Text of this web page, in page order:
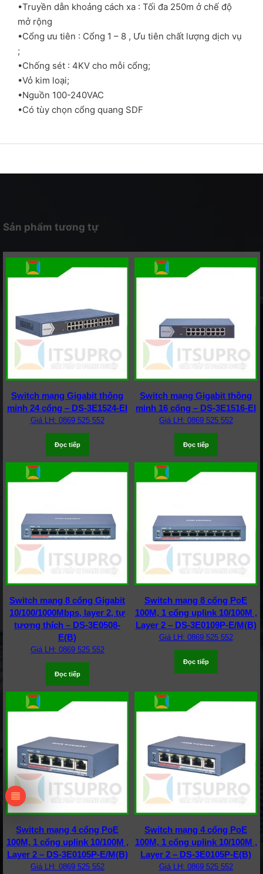
•Truyền dẫn khoảng cách xa : Tối đa 250m ở chế độ
mở rộng
•Cổng ưu tiên : Cổng 1 – 8 , Ưu tiên chất lượng dịch vụ
;
•Chống sét : 4KV cho mỗi cổng;
•Vỏ kim loại;
•Nguồn 100-240VAC
•Có tùy chọn cổng quang SDF
Sản phẩm tương tự
Switch mạng Gigabit thông
minh 24 cổng – DS-3E1524-EI
Giá LH: 0869 525 552
Đọc tiếp
Switch mạng Gigabit thông
minh 16 cổng – DS-3E1516-EI
Giá LH: 0869 525 552
Đọc tiếp
Switch mạng 8 cổng Gigabit
10/100/1000Mbps, layer 2, tự
tương thích – DS-3E0508-
E(B)
Giá LH: 0869 525 552
Đọc tiếp
Switch mạng 8 cổng PoE
100M, 1 cổng uplink 10/100M ,
Layer 2 – DS-3E0109P-E/M(B)
Giá LH: 0869 525 552
Đọc tiếp
Switch mạng 4 cổng PoE
100M, 1 cổng uplink 10/100M ,
Layer 2 – DS-3E0105P-E/M(B)
Giá LH: 0869 525 552
Switch mạng 4 cổng PoE
100M, 1 cổng uplink 10/100M ,
Layer 2 – DS-3E0105P-E(B)
Giá LH: 0869 525 552